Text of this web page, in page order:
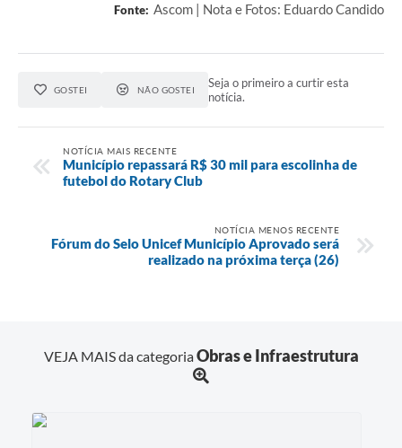
Fonte: Ascom | Nota e Fotos: Eduardo Candido
GOSTEI NÃO GOSTEI
Seja o primeiro a curtir esta
notícia.
NOTÍCIA MAIS RECENTE
Município repassará R$ 30 mil para escolinha de
futebol do Rotary Club
NOTÍCIA MENOS RECENTE
Fórum do Selo Unicef Município Aprovado será
realizado na próxima terça (26)
VEJA MAIS da categoriaObras e Infraestrutura